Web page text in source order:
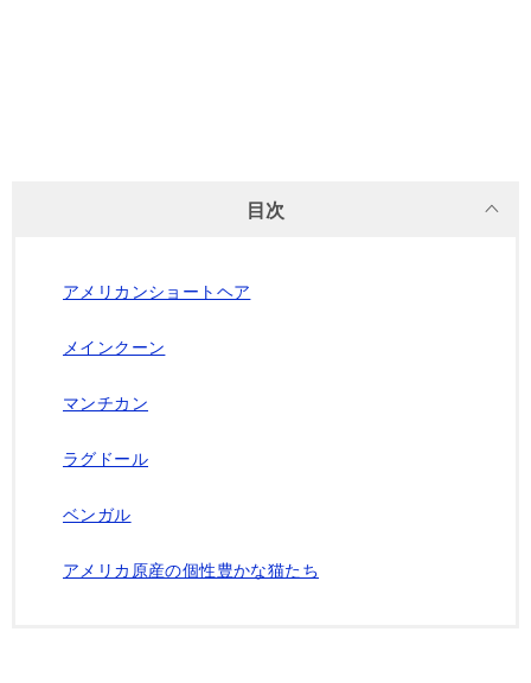
目次
アメリカンショートヘア
メインクーン
マンチカン
ラグドール
ベンガル
アメリカ原産の個性豊かな猫たち